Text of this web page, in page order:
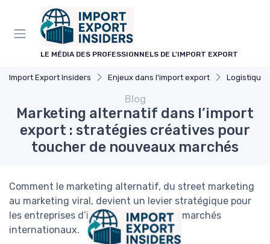
LE MÉDIA DES PROFESSIONNELS DE L'IMPORT EXPORT
Import Export Insiders Enjeux dans l'import export Logistique
Blog
Marketing alternatif dans l’import
export : stratégies créatives pour
toucher de nouveaux marchés
Comment le marketing alternatif, du street marketing
au marketing viral, devient un levier stratégique pour
les entreprises d’import export sur les marchés
internationaux.
Panneau de gestion des cookies